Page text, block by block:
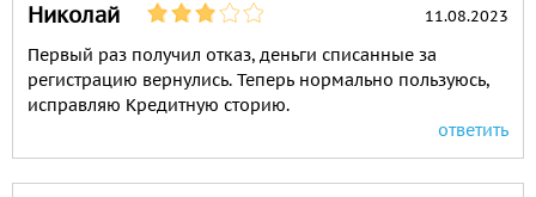
Николай 11.08.2023
Первый раз получил отказ, деньги списанные за
регистрацию вернулись. Теперь нормально пользуюсь,
исправляю Кредитную сторию.
ответить